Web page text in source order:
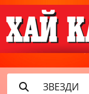
ЗВЕЗДИ